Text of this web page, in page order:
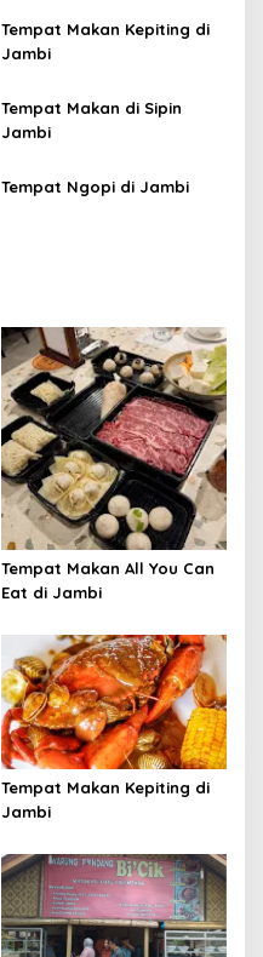
Tempat Makan Kepiting di
Jambi
Tempat Makan di Sipin
Jambi
Tempat Ngopi di Jambi
Tempat Makan All You Can
Eat di Jambi
Tempat Makan Kepiting di
Jambi